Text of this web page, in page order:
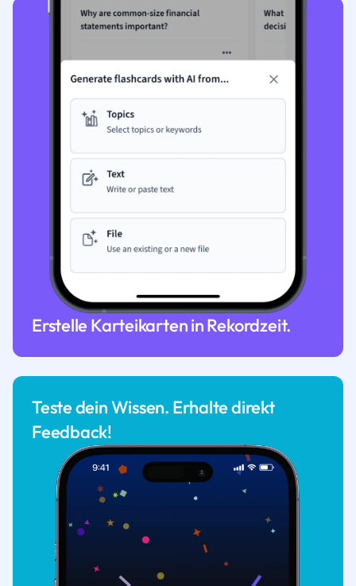
Erstelle Karteikarten in Rekordzeit.
Teste dein Wissen. Erhalte direkt
Feedback!